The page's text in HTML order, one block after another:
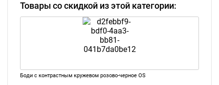
Товары со скидкой из этой категории:
Боди с контрастным кружевом розово-черное OS